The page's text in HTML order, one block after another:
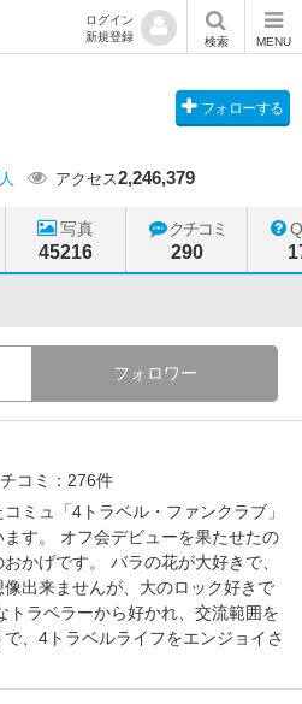
ログイン
新規登録
検索 MENU
フォローする
人 アクセス2,246,379
写真
45216
クチコミ
290
フォロワー
コミ：276件
ミュ「4トラベル・ファンクラブ」
す。 オフ会デビューを果たせたの
かげです。 バラの花が大好きで、
出来ませんが、大のロック好きで
トラベラーから好かれ、交流範囲を
、4トラベルライフをエンジョイさ